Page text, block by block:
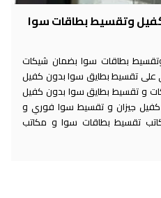
وتقسيط بطاقات سوا
بطاقات سوا بضمان شيكات
على تقسيط بطايق سوا بدون كفيل
و تقسيط بطايق سوا بدون كفيل
جيزان و تقسيط سوا فوري و
تقسيط بطاقات سوا و مكاتب